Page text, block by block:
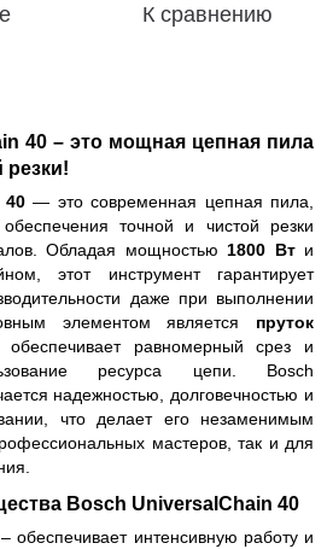
К сравнению
40 – это мощная цепная пила
резки!
40— это современная цепная пила,
точной и чистой резки
Обладая мощностью 1800 Вти
этот инструмент гарантирует
даже при выполнении
элементом является пруток
обеспечивает равномерный срез и
ресурса цепи. Bosch
надежностью, долговечностью и
что делает его незаменимым
мастеров, так и для
Bosch UniversalChain 40
обеспечивает интенсивную работу и